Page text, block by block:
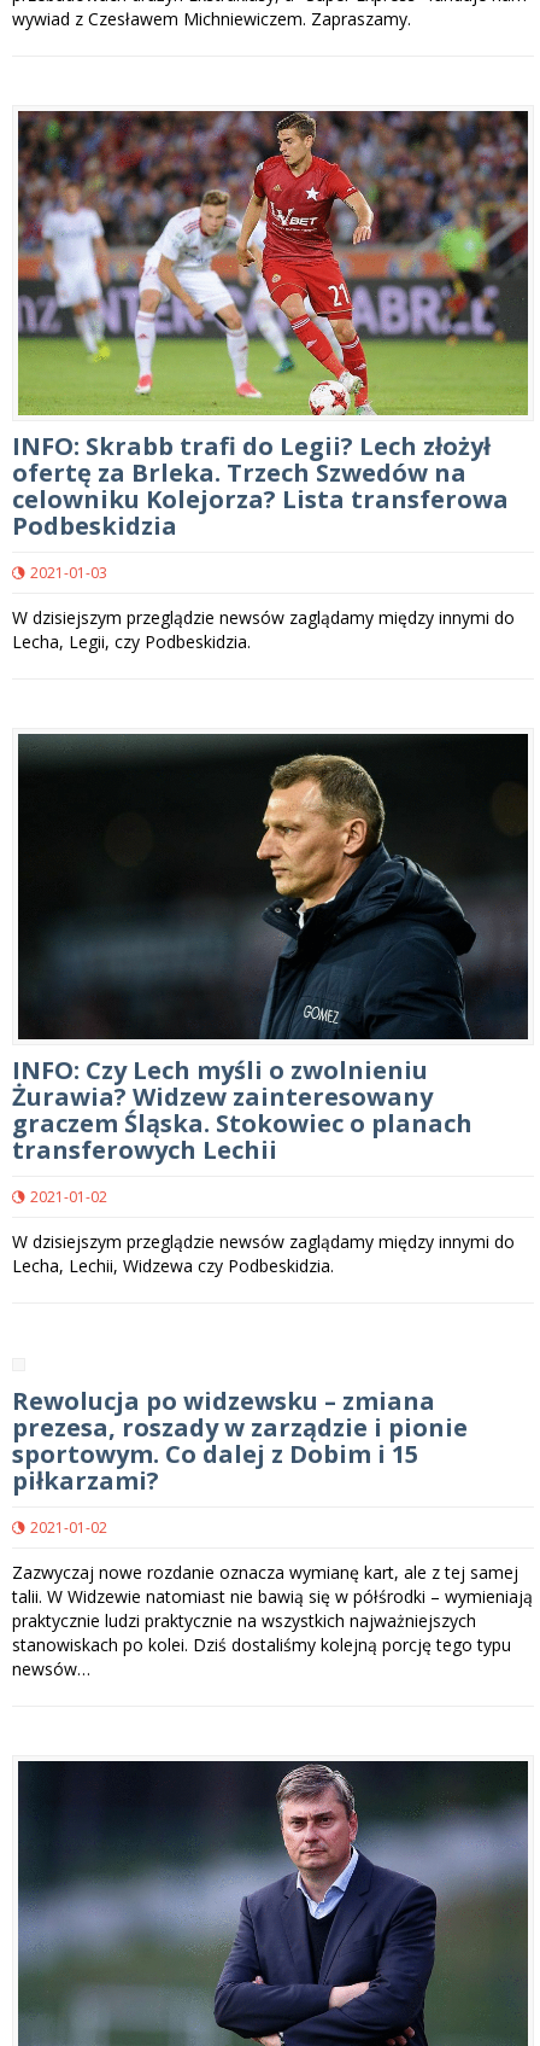
wywiad z Czesławem Michniewiczem. Zapraszamy.
INFO: Skrabb trafi do Legii? Lech złożył
ofertę za Brleka. Trzech Szwedów na
celowniku Kolejorza? Lista transferowa
Podbeskidzia
2021-01-03
W dzisiejszym przeglądzie newsów zaglądamy między innymi do
Lecha, Legii, czy Podbeskidzia.
INFO: Czy Lech myśli o zwolnieniu
Żurawia? Widzew zainteresowany
graczem Śląska. Stokowiec o planach
transferowych Lechii
2021-01-02
W dzisiejszym przeglądzie newsów zaglądamy między innymi do
Lecha, Lechii, Widzewa czy Podbeskidzia.
Rewolucja po widzewsku – zmiana
prezesa, roszady w zarządzie i pionie
sportowym. Co dalej z Dobim i 15
piłkarzami?
2021-01-02
Zazwyczaj nowe rozdanie oznacza wymianę kart, ale z tej samej
talii. W Widzewie natomiast nie bawią się w półśrodki – wymieniają
praktycznie ludzi praktycznie na wszystkich najważniejszych
stanowiskach po kolei. Dziś dostaliśmy kolejną porcję tego typu
newsów…